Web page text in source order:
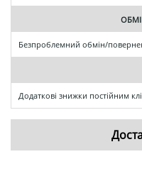
Безпроблемний обмін/
Додаткові знижки постійним